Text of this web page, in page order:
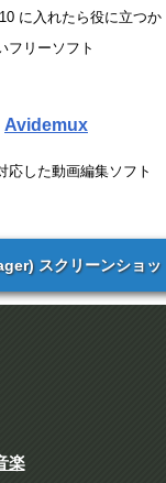
に入れたら役に立つか
フリーソフト
Avidemux
応した動画編集ソフト
スクリーンショッ
楽